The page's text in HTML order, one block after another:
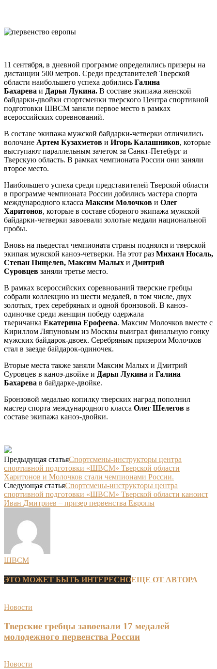
11 сентября, в дневной программе определились призеры на
дистанции 500 метров. Среди представителей Тверской
области наибольшего успеха добились Галина
Бахарева и Дарья Лукина. В составе экипажа женской
байдарки-двойки спортсменки тверского Центра спортивной
подготовки ШВСМ заняли первое место в рамках
всероссийских соревнований.
В составе экипажа мужской байдарки-четверки отличились
волочане Артем Кузахметов и Игорь Калашников, которые
выступают параллельным зачетом за Санкт-Петебург и
Тверскую область. В рамках чемпионата России они заняли
второе место.
Наибольшего успеха среди представителей Тверской области
в программе чемпионата России добились мастера спорта
международного класса Максим Молочков и Олег
Харитонов, которые в составе сборного экипажа мужской
байдарки-четверки завоевали золотые медали национальной
пробы.
Вновь на пьедестал чемпионата страны поднялся и тверской
экипаж мужской каноэ-четверки. На этот раз Михаил Носаль,
Степан Пищелев, Максим Малых и Дмитрий
Суровцев заняли третье место.
В рамках всероссийских соревнований тверские гребцы
собрали коллекцию из шести медалей, в том числе, двух
золотых, трех серебряных и одной бронзовой. В каноэ-
одиночке среди женщин победу одержала
тверичанка Екатерина Ерофеева. Максим Молочков вместе с
Кириллом Ляпуновым из Москвы выиграл финальную гонку
мужских байдарок-двоек. Серебряным призером Молочков
стал в заезде байдарок-одиночек.
Вторые места также заняли Максим Малых и Дмитрий
Суровцев в каноэ-двойке и Дарья Лукина и Галина
Бахарева в байдарке-двойке.
Бронзовой медалью копилку тверских наград пополнил
мастер спорта международного класса Олег Шелегов в
составе экипажа каноэ-двойки.
Предыдущая статьяСпортсмены-инструкторы центра
спортивной подготовки «ШВСМ» Тверской области
Харитонов и Молочков стали чемпионами России.
Следующая статьяСпортсмены-инструкторы центра
спортивной подготовки «ШВСМ» Тверской области каноист
Иван Дмитриев – призер первенства Европы
ШВСМ
ЭТО МОЖЕТ БЫТЬ ИНТЕРЕСНОЕЩЕ ОТ АВТОРА
Новости
Тверские гребцы завоевали 17 медалей
молодежного первенства России
Новости